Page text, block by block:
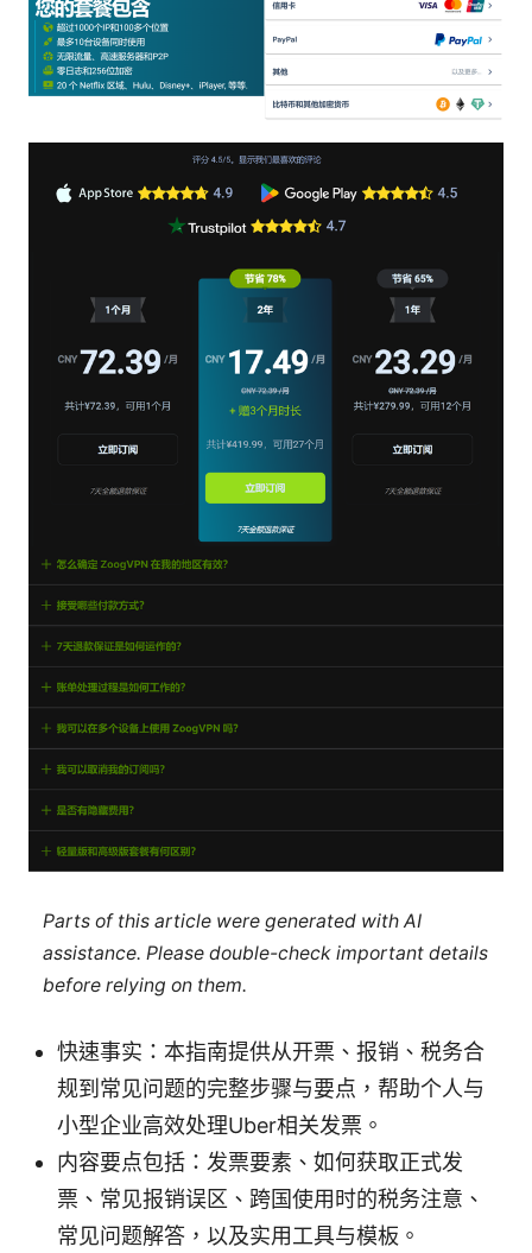
Parts of this article were generated with AI
assistance. Please double-check important details
before relying on them.
快速事实：本指南提供从开票、报销、税务合
规到常见问题的完整步骤与要点，帮助个人与
小型企业高效处理Uber相关发票。
内容要点包括：发票要素、如何获取正式发
票、常见报销误区、跨国使用时的税务注意、
常见问题解答，以及实用工具与模板。